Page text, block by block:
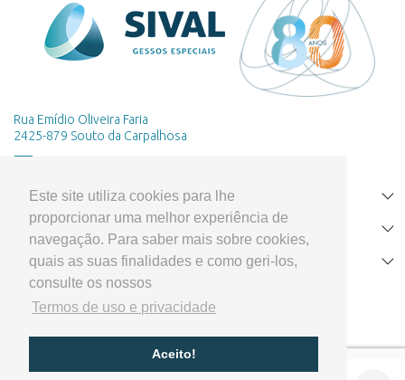
Este site utiliza cookies para lhe
proporcionar uma melhor experiência de
navegação. Para saber mais sobre cookies,
quais as suas finalidades e como geri-los,
consulte os nossos
Termos de uso e privacidade
Aceito!
Rua Emídio Oliveira Faria
2425-879 Souto da Carpalhosa
HOME
PRODUTOS
APOIO AO CLIENTE
Cofinanciado por: